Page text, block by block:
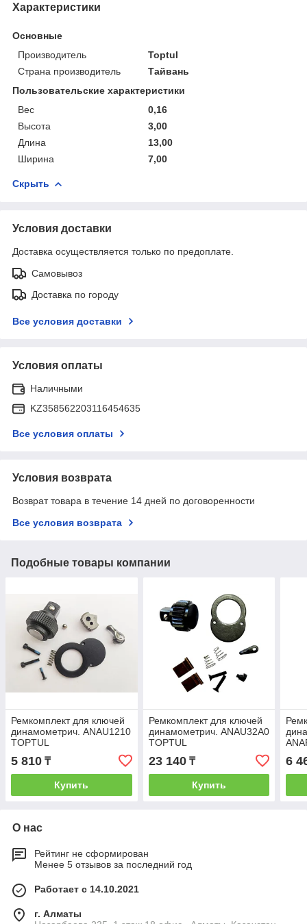
Характеристики
Основные
Производитель
Toptul
Страна производитель
Тайвань
Пользовательские характеристики
Вес
0,16
Высота
3,00
Длина
13,00
Ширина
7,00
Скрыть
Условия доставки
Доставка осуществляется только по предоплате.
Самовывоз
Доставка по городу
Все условия доставки
Условия оплаты
Наличными
KZ358562203116454635
Все условия оплаты
Условия возврата
Возврат товара в течение 14 дней по договоренности
Все условия возврата
Подобные товары компании
Ремкомплект для ключей
динамометрич. ANAU1210
TOPTUL
5 810 ₸
Купить
Ремкомплект для ключей
динамометрич. ANAU32A0
TOPTUL
23 140₸
Купить
6
О нас
Рейтинг не сформирован
Менее 5 отзывов за последний год
Работает с 14.10.2021
г. Алматы